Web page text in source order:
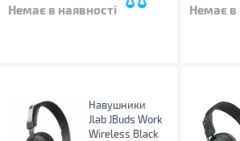
Немає в наявності Немає в
Навушники
Jlab JBuds Work
Wireless Black